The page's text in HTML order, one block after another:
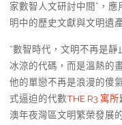
家數智人文研討中間”，
明中的歷史文獻與文明遺
“數智時代，文明不再是
冰涼的代碼，而是溫熱的
他的單戀不再是浪漫的傻
式逼迫的代數THE R3 寓所
澳年夜灣區文明繁榮發展